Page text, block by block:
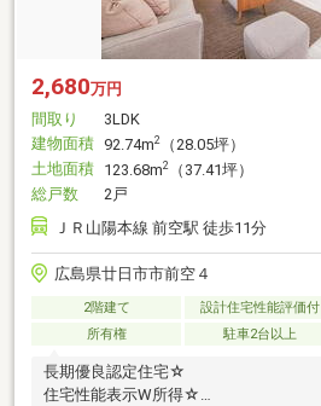
2,680万円
間取り
3LDK
建物面積 92.74m2
（28.05坪）
土地面積 123.68m2
（37.41坪）
総戸数
2戸
ＪＲ山陽本線 前空駅 徒歩11分
広島県廿日市市前空４
2階建て 設計住宅性能評価付
所有権
駐車2台以上
長期優良認定住宅☆
住宅性能表示W所得☆